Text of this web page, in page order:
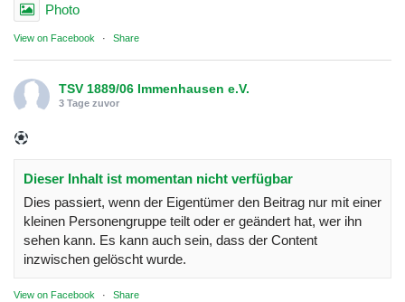
Photo
View on Facebook · Share
TSV 1889/06 Immenhausen e.V.
3 Tage zuvor
Dieser Inhalt ist momentan nicht verfügbar
Dies passiert, wenn der Eigentümer den Beitrag nur mit einer
kleinen Personengruppe teilt oder er geändert hat, wer ihn
sehen kann. Es kann auch sein, dass der Content
inzwischen gelöscht wurde.
View on Facebook · Share